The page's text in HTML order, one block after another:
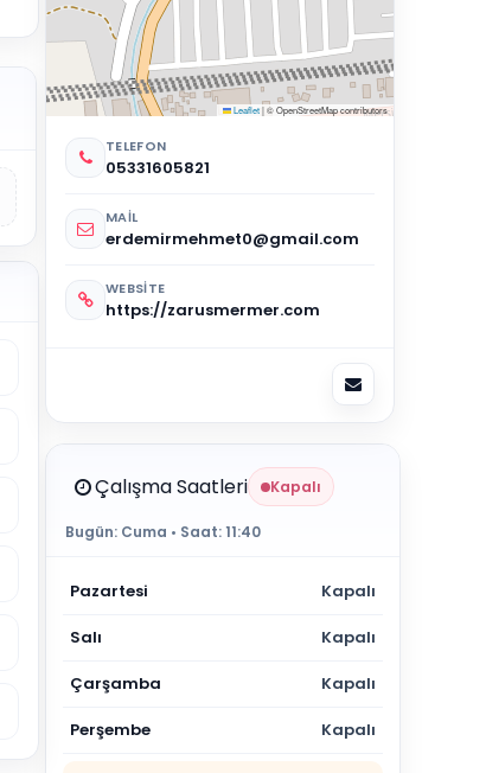
Leaflet|© OpenStreetMap contributors
TELEFON
05331605821
MAIL
erdemirmehmet0@gmail.com
WEBSITE
https://zarusmermer.com
Çalışma Saatleri Kapalı
Bugün: Cuma • Saat:11:40
Pazartesi Kapalı
Salı Kapalı
Çarşamba Kapalı
Perşembe Kapalı